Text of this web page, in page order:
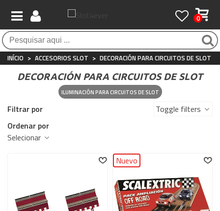
0
INÍCIO > ACCESORIOS SLOT > DECORACIÓN PARA CIRCUITOS DE SLOT
DECORACIÓN PARA CIRCUITOS DE SLOT
ILUMINACIÓN PARA CIRCUITOS DE SLOT
Filtrar por
Toggle filters
Ordenar por
Selecionar
Nuevo